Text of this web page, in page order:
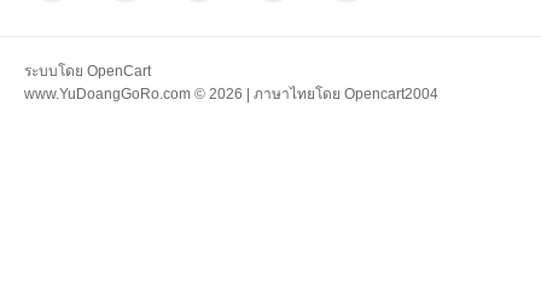
ระบบโดย OpenCart
www.YuDoangGoRo.com © 2026 | ภาษาไทยโดย Opencart2004